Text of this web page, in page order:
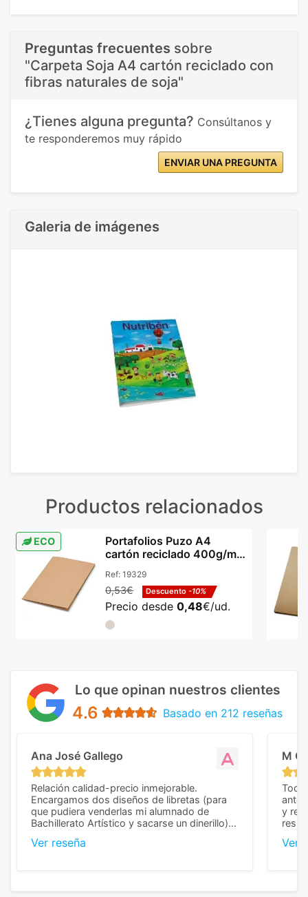
Preguntas frecuentes sobre
"Carpeta Soja A4 cartón reciclado con
fibras naturales de soja"
¿Tienes alguna pregunta? Consúltanos y
te responderemos muy rápido
ENVIAR UNA PREGUNTA
Galeria de imágenes
Productos relacionados
ECO
Portafolios Puzo A4
cartón reciclado 400g/m²
Ref: 19329
0,53€ Descuento -10%
Precio desde 0,48€/ud.
Lo que opinan nuestros clientes
4.6 Basado en 212 reseñas
Ana José Gallego
Relación calidad-precio inmejorable.
Encargamos dos diseños de libretas (para
que pudiera venderlas mi alumnado de
Bachillerato Artístico y sacarse un dinerillo) y
diferencia, con libretas de muy buena calidad
Ver reseña
M C
Todo
y
Ver